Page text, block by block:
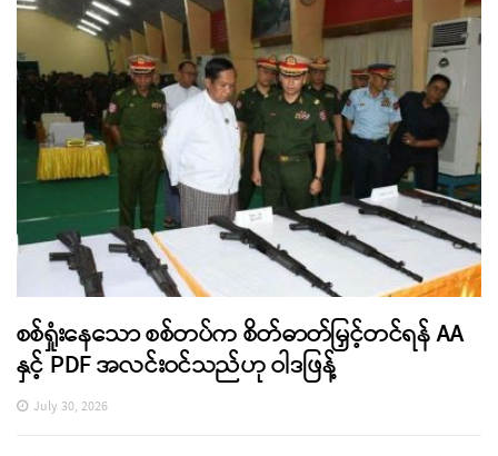
စစ်ရှုံးနေသော စစ်တပ်က စိတ်ဓာတ်မြှင့်တင်ရန် AA
နှင့် PDF အလင်းဝင်သည်ဟု ဝါဒဖြန့်
July 30, 2026